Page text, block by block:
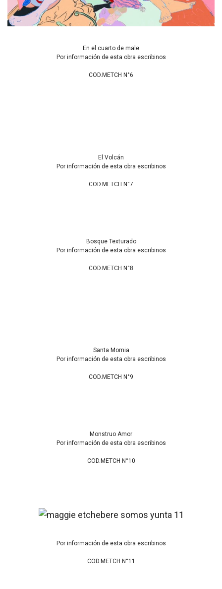
En el cuarto de male
Por información de esta obra escribinos
COD.METCH N°6
El Volcán
Por información de esta obra escribinos
COD.METCH N°7
Bosque Texturado
Por información de esta obra escribinos
COD.METCH N°8
Santa Momia
Por información de esta obra escribinos
COD.METCH N°9
Monstruo Amor
Por información de esta obra escribinos
COD.METCH N°10
Por información de esta obra escribinos
COD.METCH N°11